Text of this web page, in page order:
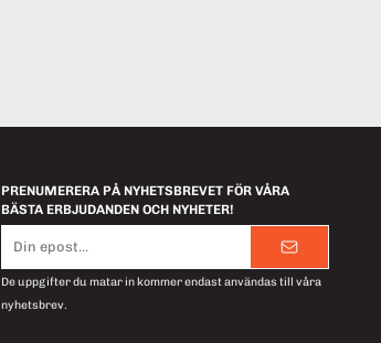
PRENUMERERA PÅ NYHETSBREVET FÖR VÅRA
BÄSTA ERBJUDANDEN OCH NYHETER!
postadress
De uppgifter du matar in kommer endast användas till våra
nyhetsbrev.